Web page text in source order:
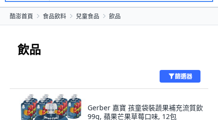
酷澎首頁 食品飲料 兒童食品 飲品
飲品
篩選器
Gerber 嘉寶 孩童袋裝蔬果補充流質飲
99g, 蘋果芒果草莓口味, 12包